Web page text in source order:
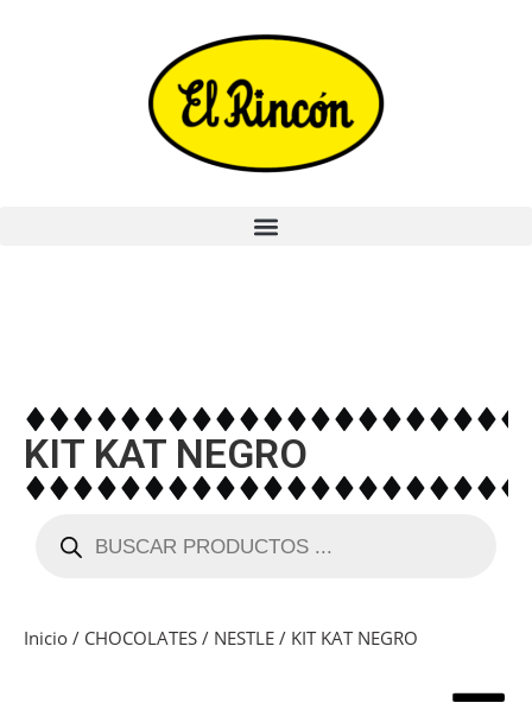
KIT KAT NEGRO
Inicio / CHOCOLATES / NESTLE / KIT KAT NEGRO